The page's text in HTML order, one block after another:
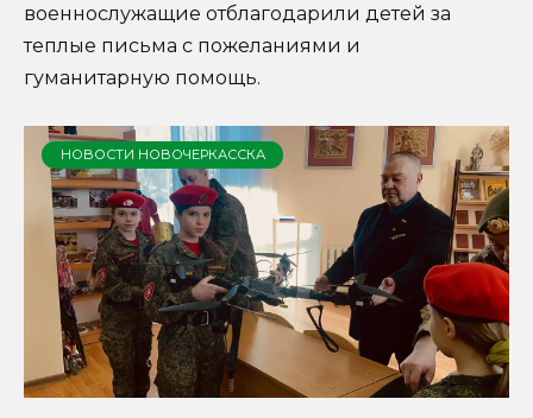
военнослужащие отблагодарили детей за
теплые письма с пожеланиями и
гуманитарную помощь.
НОВОСТИ НОВОЧЕРКАССКА